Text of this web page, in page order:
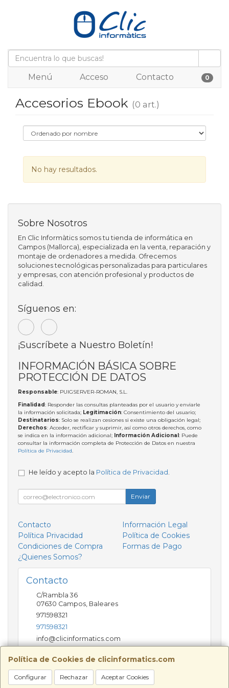
Menú Acceso Contacto 0
Accesorios Ebook (0 art.)
No hay resultados.
Política de Cookies de clicinformatics.com
Configurar Rechazar Aceptar Cookies
Sobre Nosotros
En Clic Informàtics somos tu tienda de informática en
Campos (Mallorca), especializada en la venta, reparación y
montaje de ordenadores a medida. Ofrecemos
soluciones tecnológicas personalizadas para particulares
y empresas, con atención profesional y productos de
calidad.
Síguenos en:
¡Suscríbete a Nuestro Boletín!
INFORMACIÓN BÁSICA SOBRE
PROTECCIÓN DE DATOS
Responsable: PUIGSERVER-ROMAN, S.L.
Finalidad: Responder las consultas planteadas por el usuario y enviarle
la información solicitada; Legitimación: Consentimiento del usuario;
Destinatarios: Solo se realizan cesiones si existe una obligación legal;
Derechos: Acceder, rectificar y suprimir, así como otros derechos, como
se indica en la información adicional; Información Adicional: Puede
consultar la información completa de Protección de Datos en nuestra
Política de Privacidad.
He leído y acepto la Política de Privacidad .
Enviar
Contacto
Información Legal
Política Privacidad
Política de Cookies
Condiciones de Compra
Formas de Pago
¿Quienes Somos?
Contacto
C/Rambla 36
07630 Campos, Baleares
971598321
971598321
info@clicinformatics.com
Horario